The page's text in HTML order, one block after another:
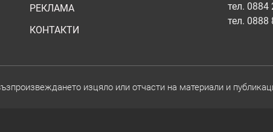
РЕКЛАМА
КОНТАКТИ
тел. 0884
тел. 0888
изцяло или отчасти на материали и